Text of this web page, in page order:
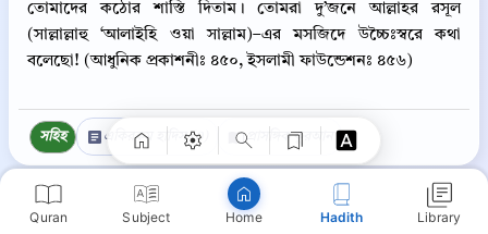
Quran Subject Home Hadith Library
তোমাদের কঠোর শাস্তি দিতাম। তোমরা দু’জনে আল্লাহর রসূল
(সাল্লাল্লাহু ‘আলাইহি ওয়া সাল্লাম)–এর মসজিদে উচ্চৈঃস্বরে কথা
বলেছো! (আধুনিক প্রকাশনীঃ ৪৫০, ইসলামী ফাউন্ডেশনঃ ৪৫৬)
সহিহ একিরকম হাদিস (0) প্রাসঙ্গিক কুরআন
⋮
Copy